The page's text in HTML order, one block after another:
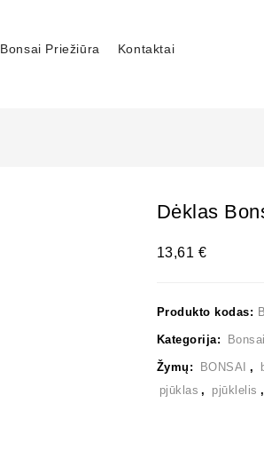
Bonsai Priežiūra Kontaktai
Dėklas
13,61€
Produkto kodas:
Kategorija:
Žymų: BONSAI ,
pjūklas , pjūklelis